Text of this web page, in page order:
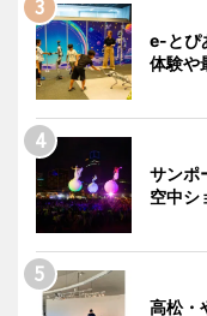
e-とぴ
体験や
サンポ
空中シ
高松・